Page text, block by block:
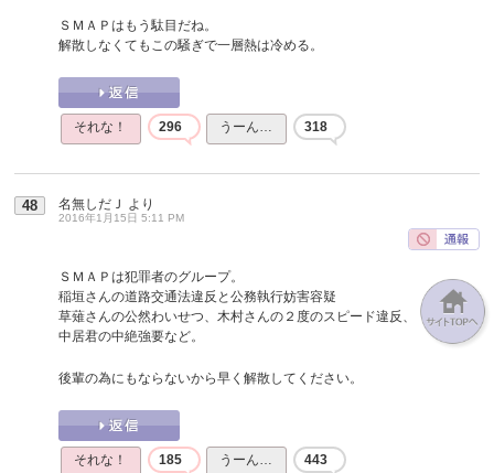
ＳＭＡＰはもう駄目だね。
解散しなくてもこの騒ぎで一層熱は冷める。
それな！ 296 うーん… 318
48 名無しだＪ より
2016年1月15日 5:11 PM
ＳＭＡＰは犯罪者のグループ。
稲垣さんの道路交通法違反と公務執行妨害容疑
草薙さんの公然わいせつ、木村さんの２度のスピード違反、
中居君の中絶強要など。
後輩の為にもならないから早く解散してください。
それな！ 185 うーん… 443